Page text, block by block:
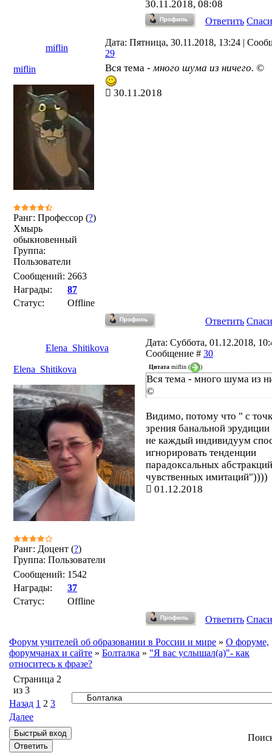
30.11.2018, 08:08
Ответить
miflin
Дата: Пятница, 30.11.2018, 13:24 |
29
miflin
Ранг: Профессор (?)
Хмырь
обыкновенный
Группа:
Пользователи
Сообщений: 2663
Награды:
87
Статус:
Offline
Вся тема -много шума из ничего. ©
30.11.2018
Ответить
Elena_Shitikova
Дата: Суббота, 01.12.2018,
Сообщение # 30
Elena_Shitikova
Ранг: Доцент (?)
Группа: Пользователи
Сообщений: 1542
Награды:
37
Статус:
Offline
Цитата miflin ( )
Вся тема - много шума из
©
Видимо, потому что " с
зрения банальной эрудиции
не каждый индивидуум
игнорировать тенденции
парадоксальных
чувственных имитаций"))))
01.12.2018
Ответить
Форум учителей об образовании в России и мире » О форуме,
форумчанах и сайте » Болталка » "Я вас услышал(а)"- как
относитесь к фразе?
Страница 2
из 3
Назад 1 2 3
Далее